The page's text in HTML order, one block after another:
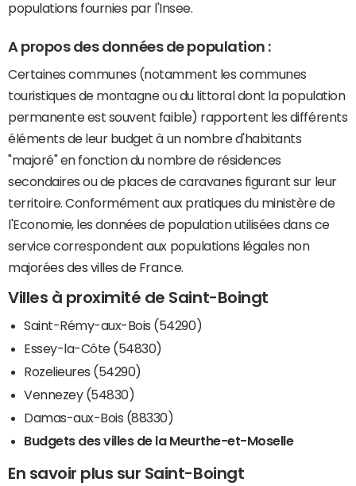
populations fournies par l'Insee.
A propos des données de population :
Certaines communes (notamment les communes
touristiques de montagne ou du littoral dont la population
permanente est souvent faible) rapportent les différents
éléments de leur budget à un nombre d'habitants
"majoré" en fonction du nombre de résidences
secondaires ou de places de caravanes figurant sur leur
territoire. Conformément aux pratiques du ministère de
l'Economie, les données de population utilisées dans ce
service correspondent aux populations légales non
majorées des villes de France.
Villes à proximité de Saint-Boingt
Saint-Rémy-aux-Bois (54290)
Essey-la-Côte (54830)
Rozelieures (54290)
Vennezey (54830)
Damas-aux-Bois (88330)
Budgets des villes de la Meurthe-et-Moselle
En savoir plus sur Saint-Boingt